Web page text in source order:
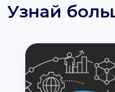
Узнай